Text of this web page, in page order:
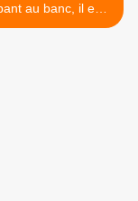
au banc, il est
du résultat